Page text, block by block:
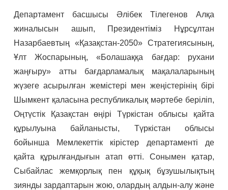
Департамент басшысы Әлібек Тілегенов Алқа
жиналысын ашып, Президентіміз Нұрсұлтан
Назарбаевтың «Қазақстан-2050» Стратегиясының,
Ұлт Жоспарының, «Болашаққа бағдар: рухани
жаңғыру» атты бағдарламалық мақалаларының
жүзеге асырылған жемістері мен жеңістерінің бірі
Шымкент қаласына республикалық мәртебе беріліп,
Оңтүстік Қазақстан өңірі Түркістан облысы қайта
құрылуына байланысты, Түркістан облысы
бойынша Мемлекеттік кірістер департаменті де
қайта құрылғандығын атап өтті. Сонымен қатар,
Сыбайлас жемқорлық пен құқық бұзушылықтың
зиянды зардаптарын жою, олардың алдын-алу және